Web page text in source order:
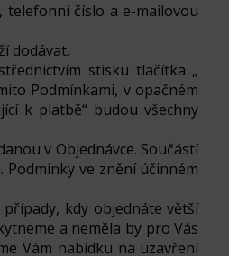
telefonní číslo a e-mailovou
dodávat.
stisku tlačítka „
Podmínkami, v opačném
k platbě“ budou všechny
v Objednávce. Součástí
ve znění účinném
kdy objednáte větší
a neměla by pro Vás
Vám nabídku na uzavření